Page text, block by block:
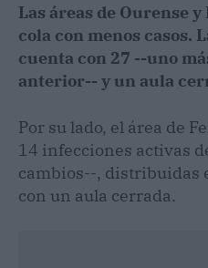
Las áreas de Ourense
cola con menos casos.
cuenta con 27 --uno
anterior-- y un aula
Por su lado, el área de
14 infecciones activas
cambios--, distribuidas
con un aula cerrada.